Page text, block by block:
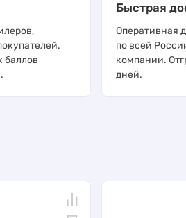
баллов
Быстрая
Оперативная
по всей
компании.
дней.